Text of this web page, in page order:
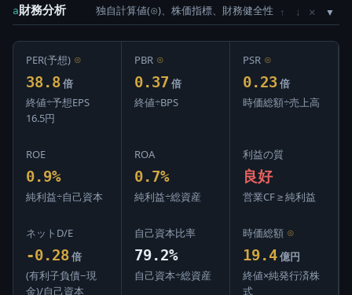
a財務分析 独自計算値(⊙)、株価指標、財務健全性 ↑ ↓ ×
PER(予想) ⊙
38.8 倍
終値÷予想EPS
16.5円
PBR ⊙
0.37 倍
終値÷BPS
PSR ⊙
0.23 倍
時価総額÷売上高
ROE
0.9%
純利益÷自己資本
ROA
0.7%
純利益÷総資産
利益の質
良好
営業CF ≥ 純利益
ネットD/E
-0.28 倍
(有利子負債−現
金)/自己資本
自己資本比率
79.2%
自己資本÷総資産
時価総額 ⊙
19.4 億円
終値×純発行済株
式